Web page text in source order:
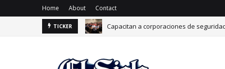
Home About Contact
TICKER Impulsan certificación Punto Limpio